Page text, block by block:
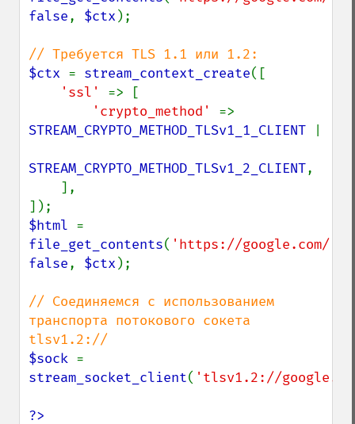
false, $ctx );
$ctx = stream_context_create([
'ssl' => [
'crypto_method'
STREAM_CRYPTO_METHOD_TLSv1_1_CLIENT
STREAM_CRYPTO_METHOD_TLSv1_2_CLIENT,
$html
file_get_contents( 'https://google.com/'
false, $ctx );
// Соединяемся с использованием
транспорта потокового сокета
$sock
stream_socket_client( 'tlsv1.2://
?>